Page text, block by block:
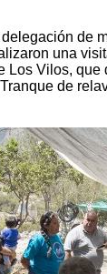
de
una
Los Vilos,
de